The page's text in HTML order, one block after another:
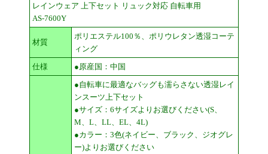
レインウェア 上下セット リュック対応 自転車用
AS-7600Y
材質
ポリエステル100％、ポリウレタン透湿コーテ
ィング
仕様
●原産国：中国
●自転車に最適なバッグも濡らさない透湿レイ
ンスーツ上下セット
●サイズ：6サイズよりお選びください(S、
M、L、LL、EL、4L)
●カラー：3色(ネイビー、ブラック、ジオグレ
ー)よりお選びください